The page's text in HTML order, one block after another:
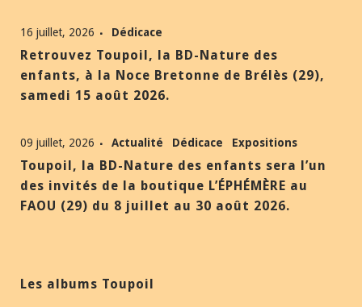
16 juillet, 2026 Dédicace
Retrouvez Toupoil, la BD-Nature des
enfants, à la Noce Bretonne de Brélès (29),
samedi 15 août 2026.
09 juillet, 2026 Actualité Dédicace Expositions
Toupoil, la BD-Nature des enfants sera l’un
des invités de la boutique L’ÉPHÉMÈRE au
FAOU (29) du 8 juillet au 30 août 2026.
Les albums Toupoil